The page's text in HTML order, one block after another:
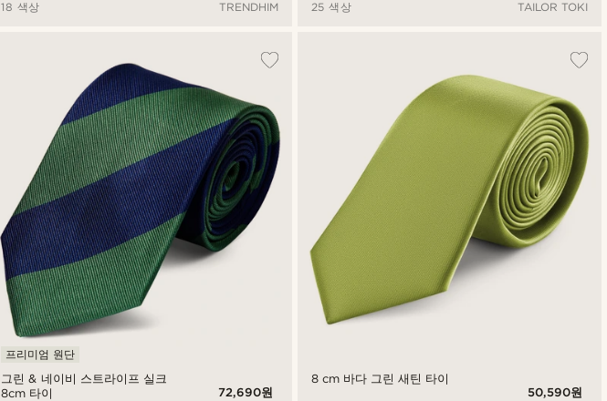
18 색상
TRENDHIM
25 색상
TAILOR TOKI
그린 & 네이비 스트라이프 실크
8cm 타이
프리미엄 원단
72,690원
8 cm 바다 그린 새틴 타이
50,590원